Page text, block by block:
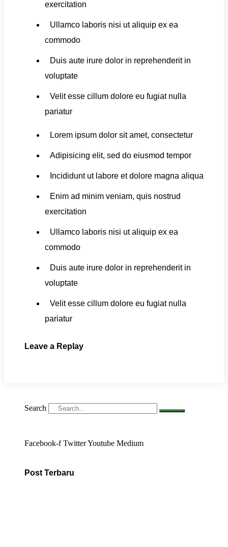
exercitation
Ullamco laboris nisi ut aliquip ex ea
commodo
Duis aute irure dolor in reprehenderit in
voluptate
Velit esse cillum dolore eu fugiat nulla
pariatur
Lorem ipsum dolor sit amet, consectetur
Adipisicing elit, sed do eiusmod tempor
Incididunt ut labore et dolore magna aliqua
Enim ad minim veniam, quis nostrud
exercitation
Ullamco laboris nisi ut aliquip ex ea
commodo
Duis aute irure dolor in reprehenderit in
voluptate
Velit esse cillum dolore eu fugiat nulla
pariatur
Leave a Replay
Search
Facebook-f TwitterYoutube Medium
Post Terbaru